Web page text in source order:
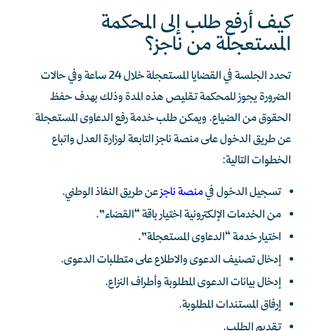
كيف أرفع طلب إلى المحكمة
المستعجلة من ناجز؟
تحدد الجلسة في القضايا المستعجلة خلال 24 ساعة وفي حالات
الضرورة يجوز للمحكمة تقليص هذه المدة وذلك بهدف حفظ
الحقوق من الضياع. ويمكن طلب خدمة رفع الدعاوى المستعجلة
عن طريق الدخول على منصة ناجز التابعة لوزارة العدل واتباع
الخطوات التالية:
تسجيل الدخول فيمنصة ناجزعن طريق النفاذ الوطني.
من الخدمات الإلكترونية اختيار باقة “القضاء”.
اختيار خدمة “الدعاوى المستعجلة”.
إدخال تصنيف الدعوى والاطلاع على متطلبات الدعوى.
إدخال بيانات الدعوى المطلوبة وأطراف النزاع.
إرفاق المستندات المطلوبة.